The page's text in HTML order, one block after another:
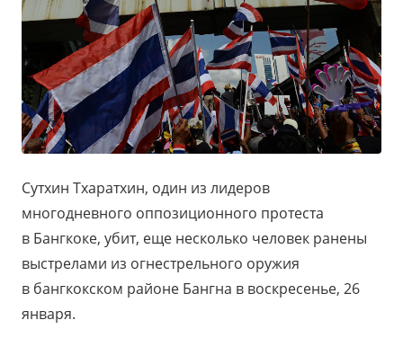
Сутхин Тхаратхин, один из лидеров
многодневного оппозиционного протеста
в Бангкоке, убит, еще несколько человек ранены
выстрелами из огнестрельного оружия
в бангкокском районе Бангна в воскресенье, 26
января.